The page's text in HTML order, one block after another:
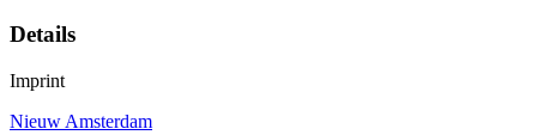
Details
Imprint
Nieuw Amsterdam